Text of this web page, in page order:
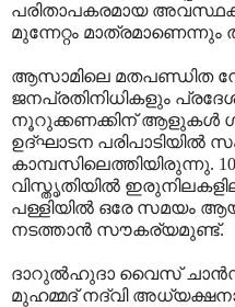
പരിതാപകരമായ
മുന്നേറ്റം
ആസാമിലെ മതപണ്ഡിത
ജനപ്രതിനിധികളും
നൂറുക്കണക്കിന് ആളുകള്‍
ഉദ്ഘാടന പരിപാടിയില്‍
കാമ്പസിലെത്തിയിരുന്നു.
വിസ്തൃതിയില്‍
പള്ളിയില്‍ ഒരേ സമയം
നടത്താന്‍ സൗകര്യമുണ്ട്.
ദാറുല്‍ഹുദാ വൈസ്
മുഹമ്മദ് നദ്‌വി